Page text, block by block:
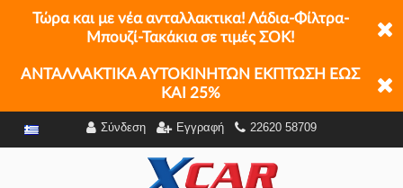
Τώρα και με νέα ανταλλακτικα! Λάδια-Φίλτρα-
Μπουζί-Τακάκια σε τιμές ΣΟΚ!
ΑΝΤΑΛΛΑΚΤΙΚΑ ΑΥΤΟΚΙΝΗΤΩΝ ΕΚΠΤΩΣΗ ΕΩΣ
ΚΑΙ 25%
Σύνδεση Εγγραφή 22620 58709